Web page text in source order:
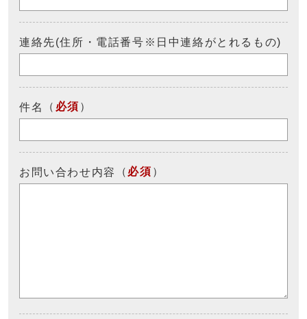
連絡先(住所・電話番号※日中連絡がとれるもの)
件名 （ 必須 ）
お問い合わせ内容 （ 必須 ）